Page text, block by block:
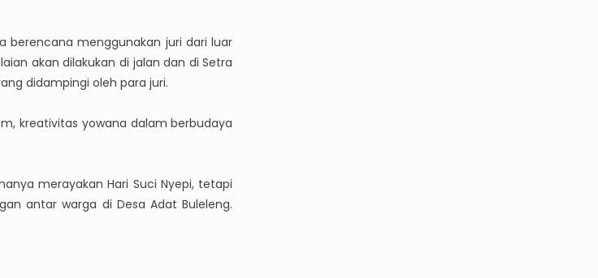
berencana menggunakan juri dari luar
akan dilakukan di jalan dan di Setra
didampingi oleh para juri.
kreativitas yowana dalam berbudaya
merayakan Hari Suci Nyepi, tetapi
antar warga di Desa Adat Buleleng.